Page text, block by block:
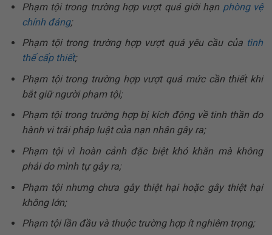
Phạm tội trong trường hợp vượt quá giới hạn phòng vệ
chính đáng;
Phạm tội trong trường hợp vượt quá yêu cầu của tình
thế cấp thiết;
Phạm tội trong trường hợp vượt quá mức cần thiết khi
bắt giữ người phạm tội;
Phạm tội trong trường hợp bị kích động về tinh thần do
hành vi trái pháp luật của nạn nhân gây ra;
Phạm tội vì hoàn cảnh đặc biệt khó khăn mà không
phải do mình tự gây ra;
Phạm tội nhưng chưa gây thiệt hại hoặc gây thiệt hại
không lớn;
Phạm tội lần đầu và thuộc trường hợp ít nghiêm trọng;